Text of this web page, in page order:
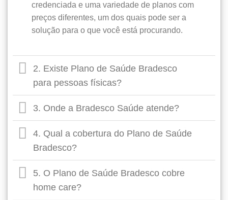
credenciada e uma variedade de planos com
preços diferentes, um dos quais pode ser a
solução para o que você está procurando.
2. Existe Plano de Saúde Bradesco
para pessoas físicas?
3. Onde a Bradesco Saúde atende?
4. Qual a cobertura do Plano de Saúde
Bradesco?
5. O Plano de Saúde Bradesco cobre
home care?